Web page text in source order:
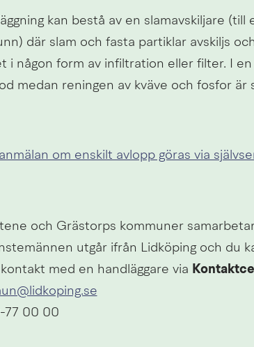
kan bestå av en slamavskiljare (till
där slam och fasta partiklar avskiljs
i någon form av infiltration eller filter. I
medan reningen av kväve och fosfor är
om enskilt avlopp göras via
och Grästorps kommuner
utgår ifrån Lidköping och du
med en handläggare via
77 00 00